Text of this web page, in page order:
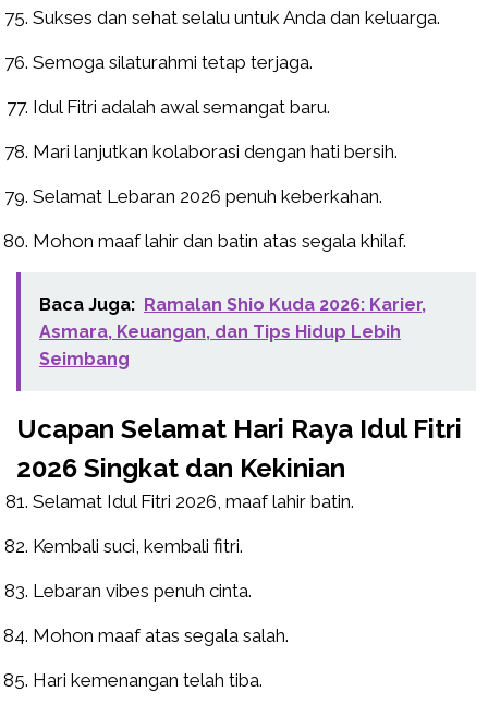
Sukses dan sehat selalu untuk Anda dan keluarga.
Semoga silaturahmi tetap terjaga.
Idul Fitri adalah awal semangat baru.
Mari lanjutkan kolaborasi dengan hati bersih.
Selamat Lebaran 2026 penuh keberkahan.
Mohon maaf lahir dan batin atas segala khilaf.
Baca Juga: Ramalan Shio Kuda 2026: Karier,
Asmara, Keuangan, dan Tips Hidup Lebih
Seimbang
Ucapan Selamat Hari Raya Idul Fitri
2026 Singkat dan Kekinian
Selamat Idul Fitri 2026, maaf lahir batin.
Kembali suci, kembali fitri.
Lebaran vibes penuh cinta.
Mohon maaf atas segala salah.
Hari kemenangan telah tiba.